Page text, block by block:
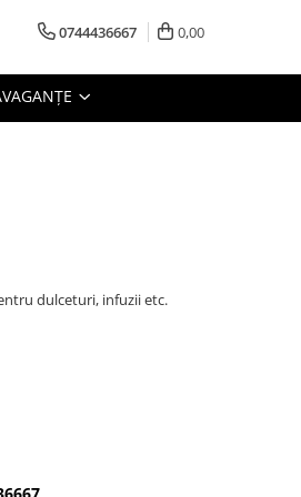
0744436667 0,00
dulceturi, infuzii etc.